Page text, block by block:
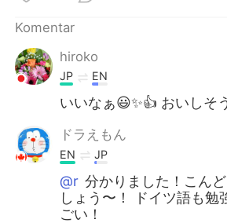
Komentar
hiroko
JP EN
いいなぁ😃✨👍 おいしそ
ドラえもん
EN JP
@r 分かりました！こん
しょう〜！ ドイツ語も勉
ごい！